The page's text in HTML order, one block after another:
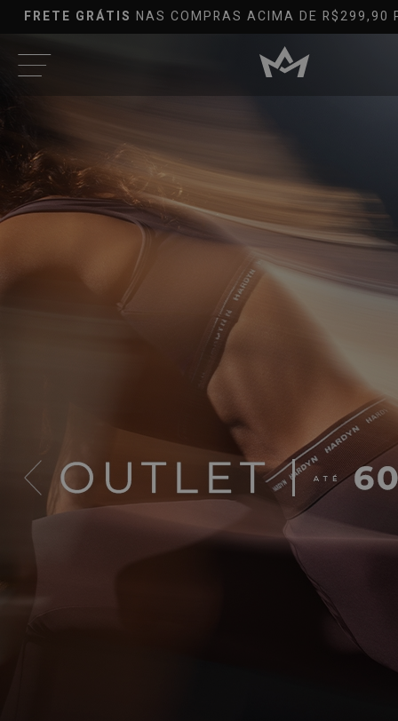
OUTLET EM ATÉ80%*OFF